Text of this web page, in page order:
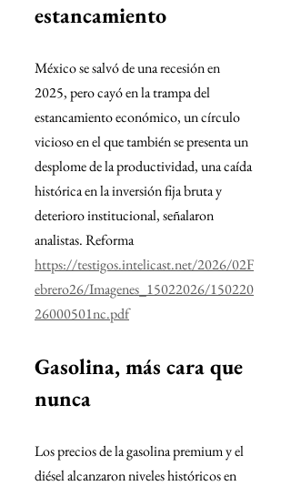
estancamiento
México se salvó de una recesión en
2025, pero cayó en la trampa del
estancamiento económico, un círculo
vicioso en el que también se presenta un
desplome de la productividad, una caída
histórica en la inversión fija bruta y
deterioro institucional, señalaron
analistas. Reforma
https://testigos.intelicast.net/2026/02F
ebrero26/Imagenes_15022026/150220
26000501nc.pdf
Gasolina, más cara que
nunca
Los precios de la gasolina premium y el
diésel alcanzaron niveles históricos en